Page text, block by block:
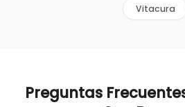
Vitacura
Preguntas